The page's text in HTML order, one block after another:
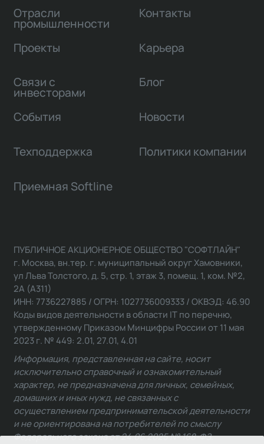
Отрасли
промышленности
Проекты
Связи с
инвесторами
Контакты
Карьера
Блог
События Новости
Техподдержка Политики компании
Приемная Softline
ПУБЛИЧНОЕ АКЦИОНЕРНОЕ ОБЩЕСТВО "СОФТЛАЙН"
г. Москва, вн.тер. г. муниципальный округ Хамовники,
ул Льва Толстого, д. 5, стр. 1, этаж 3, помещ. 1, ком. №2,
2А (А311)
ИНН: 7736227885 / ОГРН: 1027736009333 / ОКВЭД: 46.90
Коды видов деятельности в области IT по перечню,
утвержденному Приказом Минцифры России от 11 мая
2023 г. № 449: 2.01, 27.01, 4.01
Информация, представленная на сайте, носит
исключительно справочный и ознакомительный
характер, не предназначена для личных, семейных,
домашних и иных нужд, не связанных с
осуществлением предпринимательской деятельности
и не ориентирована на потребителей по смыслу
Федерального закона от 24.06.2025 № 168-ФЗ.